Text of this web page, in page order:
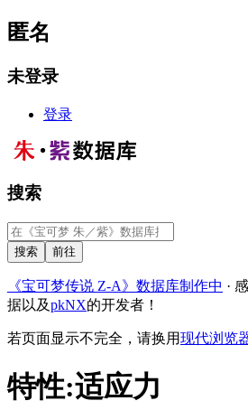
匿名
未登录
登录
搜索
《宝可梦传说 Z-A》数据库制作中 ·
据以及pkNX的开发者！
若页面显示不完全，请换用现代浏览
特性:适应力